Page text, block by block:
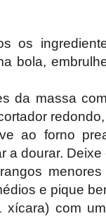
os
bola,
da massa
ao forno
a dourar. Deixe
e pique
com